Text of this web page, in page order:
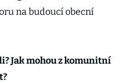
na budoucí obecní
Jak mohou z komunitní